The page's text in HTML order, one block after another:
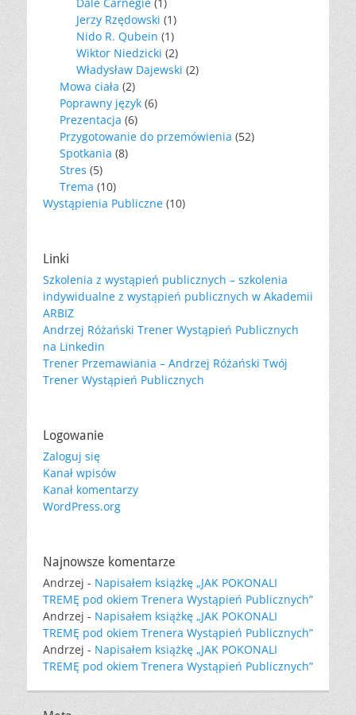
Jerzy Rzędowski (1)
Nido R. Qubein (1)
Wiktor Niedzicki (2)
Władysław Dajewski (2)
Mowa ciała (2)
Poprawny język (6)
Prezentacja (6)
Przygotowanie do przemówienia (52)
Spotkania (8)
Stres (5)
Trema (10)
Wystąpienia Publiczne (10)
Linki
Szkolenia z wystąpień publicznych – szkolenia
indywidualne z wystąpień publicznych w Akademii
ARBIZ
Andrzej Różański Trener Wystąpień Publicznych
na Linkedin
Trener Przemawiania – Andrzej Różański Twój
Trener Wystąpień Publicznych
Logowanie
Zaloguj się
Kanał wpisów
Kanał komentarzy
WordPress.org
Najnowsze komentarze
Andrzej - Napisałem książkę „JAK POKONALI
TREMĘ pod okiem Trenera Wystąpień Publicznych”
Andrzej - Napisałem książkę „JAK POKONALI
TREMĘ pod okiem Trenera Wystąpień Publicznych”
Andrzej - Napisałem książkę „JAK POKONALI
TREMĘ pod okiem Trenera Wystąpień Publicznych”